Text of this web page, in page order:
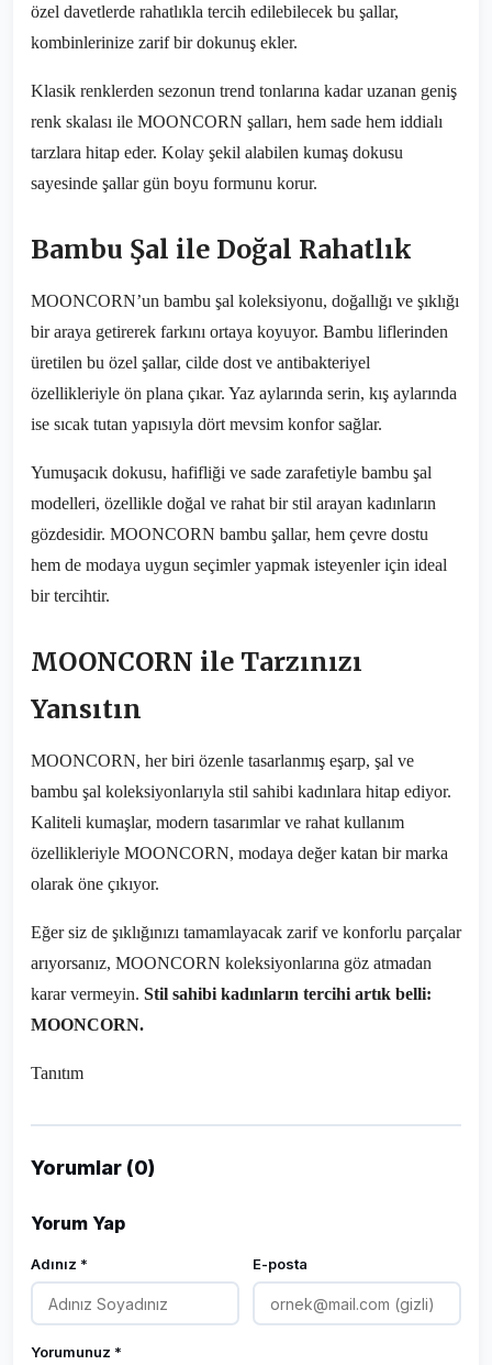
özel davetlerde rahatlıkla tercih edilebilecek bu şallar,
kombinlerinize zarif bir dokunuş ekler.
Klasik renklerden sezonun trend tonlarına kadar uzanan geniş
renk skalası ile MOONCORN şalları, hem sade hem iddialı
tarzlara hitap eder. Kolay şekil alabilen kumaş dokusu
sayesinde şallar gün boyu formunu korur.
Bambu Şal ile Doğal Rahatlık
MOONCORN’un bambu şal koleksiyonu, doğallığı ve şıklığı
bir araya getirerek farkını ortaya koyuyor. Bambu liflerinden
üretilen bu özel şallar, cilde dost ve antibakteriyel
özellikleriyle ön plana çıkar. Yaz aylarında serin, kış aylarında
ise sıcak tutan yapısıyla dört mevsim konfor sağlar.
Yumuşacık dokusu, hafifliği ve sade zarafetiyle bambu şal
modelleri, özellikle doğal ve rahat bir stil arayan kadınların
gözdesidir. MOONCORN bambu şallar, hem çevre dostu
hem de modaya uygun seçimler yapmak isteyenler için ideal
bir tercihtir.
MOONCORN ile Tarzınızı
Yansıtın
MOONCORN, her biri özenle tasarlanmış eşarp, şal ve
bambu şal koleksiyonlarıyla stil sahibi kadınlara hitap ediyor.
Kaliteli kumaşlar, modern tasarımlar ve rahat kullanım
özellikleriyle MOONCORN, modaya değer katan bir marka
olarak öne çıkıyor.
Eğer siz de şıklığınızı tamamlayacak zarif ve konforlu parçalar
arıyorsanız, MOONCORN koleksiyonlarına göz atmadan
karar vermeyin. Stil sahibi kadınların tercihi artık belli:
MOONCORN.
Tanıtım
Yorumlar (0)
Yorum Yap
Adınız * E-posta
Yorumunuz *